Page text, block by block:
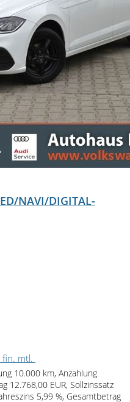
NAVI/DIGITAL-
fin. mtl.
10.000 km, Anzahlung
12.768,00 EUR, Sollzinssatz
5,99 %, Gesamtbetrag